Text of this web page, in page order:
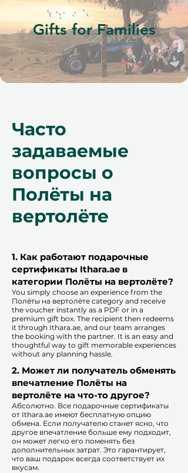
Gifts for Families
Часто
задаваемые
вопросы о
Полёты на
вертолёте
1. Как работают подарочные
сертификаты Ithara.ae в
категории Полёты на вертолёте?
You simply choose an experience from the
Полёты на вертолёте category and receive
the voucher instantly as a PDF or in a
premium gift box. The recipient then redeems
it through Ithara.ae, and our team arranges
the booking with the partner. It is an easy and
thoughtful way to gift memorable experiences
without any planning hassle.
2. Может ли получатель обменять
впечатление Полёты на
вертолёте на что-то другое?
Абсолютно. Все подарочные сертификаты
от Ithara.ae имеют бесплатную опцию
обмена. Если получателю станет ясно, что
другое впечатление больше ему подходит,
он может легко его поменять без
дополнительных затрат. Это гарантирует,
что ваш подарок всегда соответствует их
вкусам.